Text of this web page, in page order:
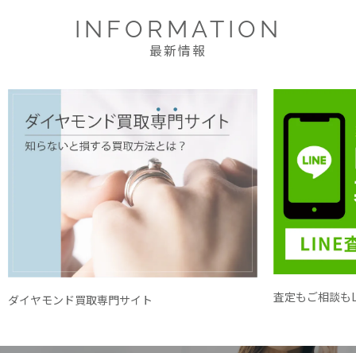
INFORMATION
最新情報
ダイヤモンド買取専門サイト 査定もご相談も